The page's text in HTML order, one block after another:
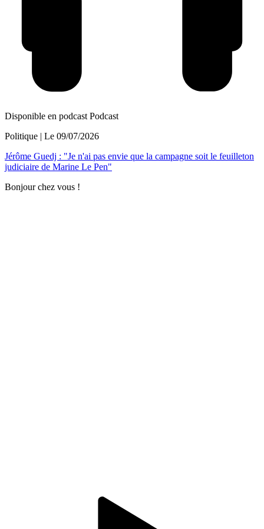
Disponible en podcast Podcast
Politique | Le 09/07/2026
Jérôme Guedj : "Je n'ai pas envie que la campagne soit le feuilleton
judiciaire de Marine Le Pen"
Bonjour chez vous !